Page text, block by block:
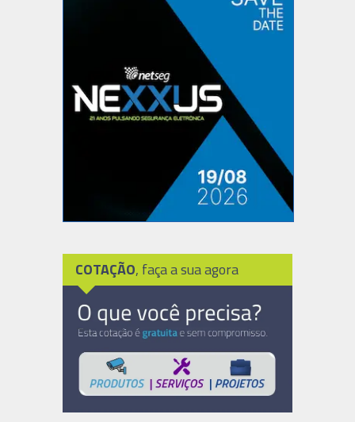
COTAÇÃO, faça a sua agora